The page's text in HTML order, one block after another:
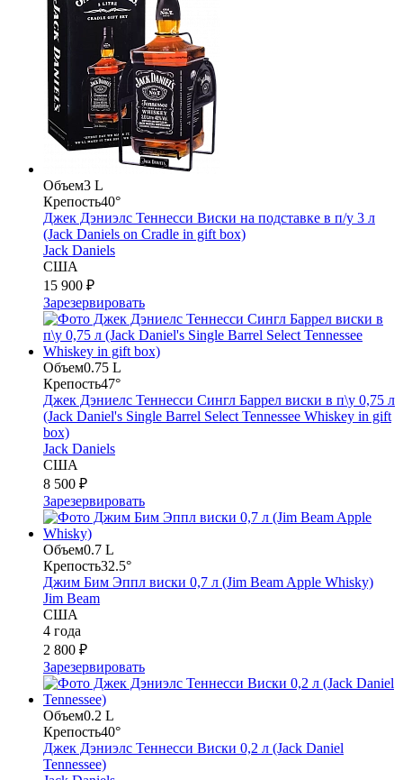
Объем3 L
Крепость40°
Джек Дэниэлс Теннесси Виски на подставке в п/у 3 л
(Jack Daniels on Cradle in gift box)
Jack Daniels
США
15 900 ₽
Зарезервировать
Объем0.75 L
Крепость47°
Джек Дэниелс Теннесси Сингл Баррел виски в п\у 0,75 л
(Jack Daniel's Single Barrel Select Tennessee Whiskey in gift
box)
Jack Daniels
США
8 500 ₽
Зарезервировать
Объем0.7 L
Крепость32.5°
Джим Бим Эппл виски 0,7 л (Jim Beam Apple Whisky)
Jim Beam
США
4 года
2 800 ₽
Зарезервировать
Объем0.2 L
Крепость40°
Джек Дэниэлс Теннесси Виски 0,2 л (Jack Daniel
Tennessee)